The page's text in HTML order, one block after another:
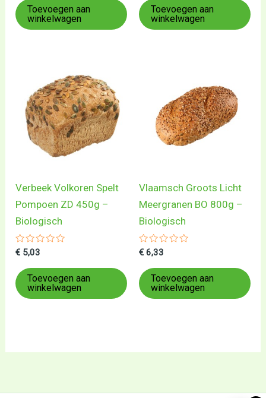
5
Toevoegen aan
winkelwagen
5
Toevoegen aan
winkelwagen
Verbeek Volkoren Spelt
Pompoen ZD 450g –
Biologisch
Gewaardeerd
uit
5
€ 5,03
Toevoegen aan
winkelwagen
Vlaamsch Groots Licht
Meergranen BO 800g –
Biologisch
Gewaardeerd
uit
5
€ 6,33
Toevoegen aan
winkelwagen